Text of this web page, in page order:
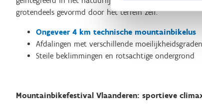
grotendeels gevormd door het terrein zelf.
Ongeveer 4 km technische mountainbikelus
Afdalingen met verschillende moeilijkheidsgraden
Steile beklimmingen en rotsachtige ondergrond
Mountainbikefestival Vlaanderen: sportieve